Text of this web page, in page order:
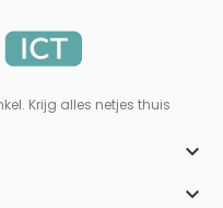
Krijg alles netjes thuis
keyboard_arrow_down
keyboard_arrow_down